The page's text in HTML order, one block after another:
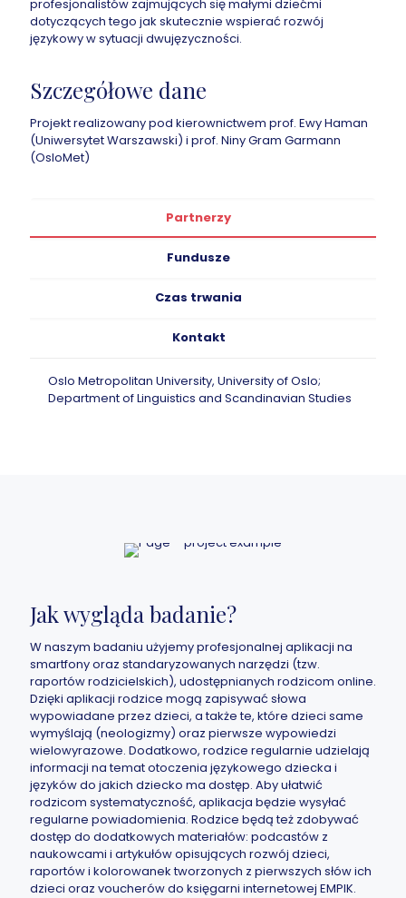
profesjonalistów zajmujących się małymi dziećmi
dotyczących tego jak skutecznie wspierać rozwój
językowy w sytuacji dwujęzyczności.
Szczegółowe dane
Projekt realizowany pod kierownictwem prof. Ewy Haman
(Uniwersytet Warszawski) i prof. Niny Gram Garmann
(OsloMet)
Partnerzy
Fundusze
Czas trwania
Kontakt
Oslo Metropolitan University, University of Oslo;
Department of Linguistics and Scandinavian Studies
Jak wygląda badanie?
W naszym badaniu użyjemy profesjonalnej aplikacji na
smartfony oraz standaryzowanych narzędzi (tzw.
raportów rodzicielskich), udostępnianych rodzicom online.
Dzięki aplikacji rodzice mogą zapisywać słowa
wypowiadane przez dzieci, a także te, które dzieci same
wymyślają (neologizmy) oraz pierwsze wypowiedzi
wielowyrazowe. Dodatkowo, rodzice regularnie udzielają
informacji na temat otoczenia językowego dziecka i
języków do jakich dziecko ma dostęp. Aby ułatwić
rodzicom systematyczność, aplikacja będzie wysyłać
regularne powiadomienia. Rodzice będą też zdobywać
dostęp do dodatkowych materiałów: podcastów z
naukowcami i artykułów opisujących rozwój dzieci,
raportów i kolorowanek tworzonych z pierwszych słów ich
dzieci oraz voucherów do księgarni internetowej EMPIK.